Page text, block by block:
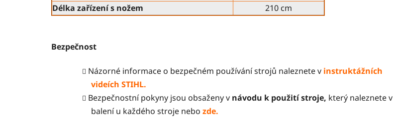
Délka zařízení s nožem
210 cm
Bezpečnost
Názorné informace o bezpečném používání strojů naleznete v instruktážních
videích STIHL.
Bezpečnostní pokyny jsou obsaženy v návodu k použití stroje, který naleznete v
balení u každého stroje nebo zde.